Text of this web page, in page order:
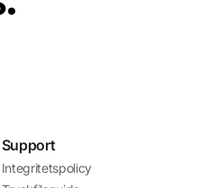
Support
Integritetspolicy